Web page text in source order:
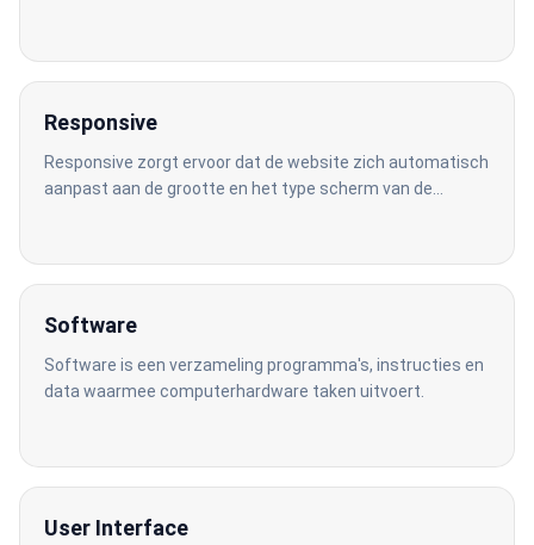
Responsive
Responsive zorgt ervoor dat de website zich automatisch
aanpast aan de grootte en het type scherm van de
Software
Software is een verzameling programma's, instructies en
data waarmee computerhardware taken uitvoert.
User Interface